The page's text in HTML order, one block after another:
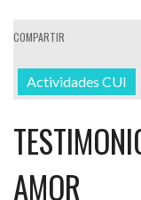
COMPARTIR
Actividades CUI
AMOR